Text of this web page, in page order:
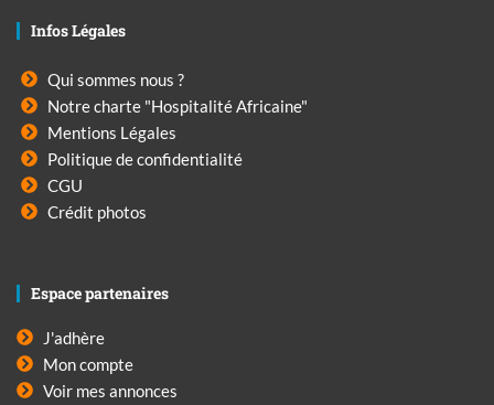
Infos Légales
Qui sommes nous ?
Notre charte "Hospitalité Africaine"
Mentions Légales
Politique de confidentialité
CGU
Crédit photos
Espace partenaires
J'adhère
Mon compte
Voir mes annonces